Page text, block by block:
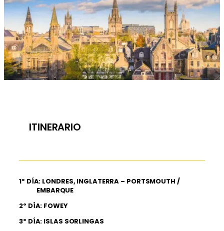
ITINERARIO
1º DÍA: LONDRES, INGLATERRA – PORTSMOUTH /
EMBARQUE
2º DÍA: FOWEY
3º DÍA: ISLAS SORLINGAS